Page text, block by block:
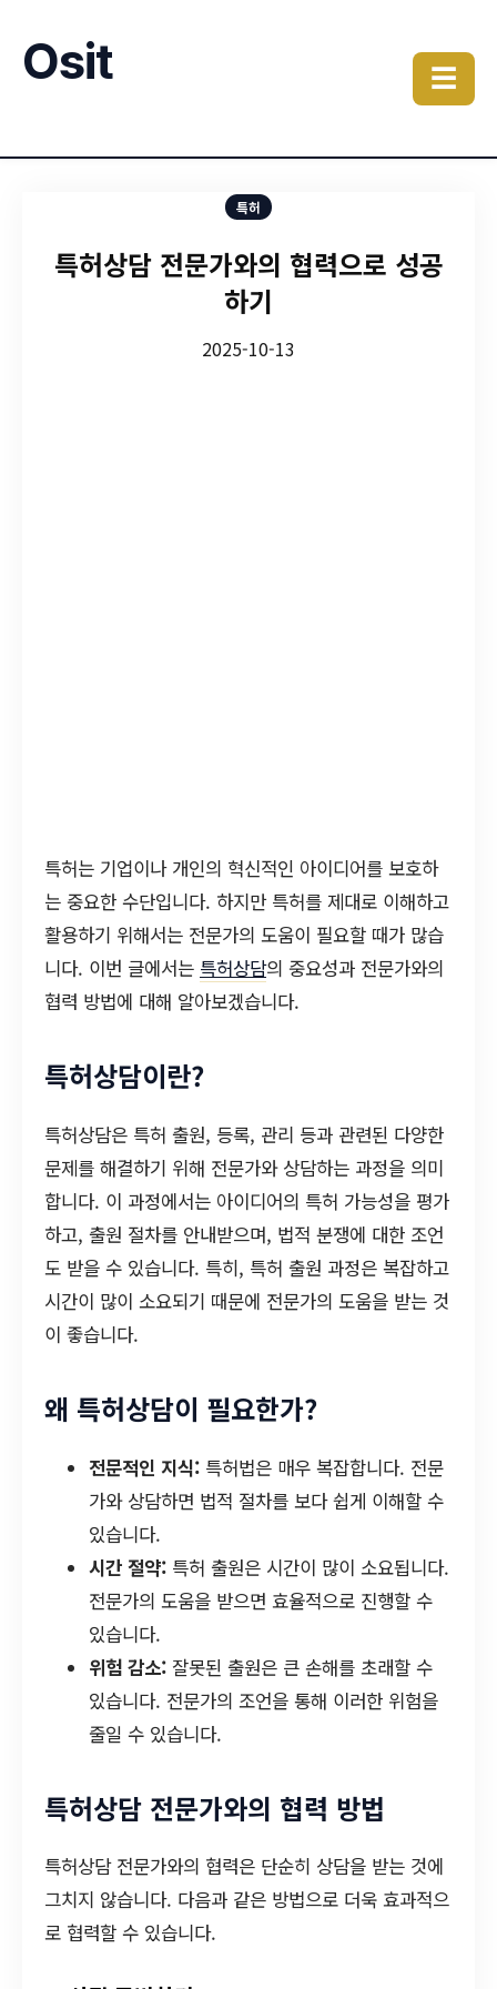
Osit ☰
특허
특허상담 전문가와의 협력으로 성공
하기
2025-10-13
특허는 기업이나 개인의 혁신적인 아이디어를 보호하
는 중요한 수단입니다. 하지만 특허를 제대로 이해하고
활용하기 위해서는 전문가의 도움이 필요할 때가 많습
니다. 이번 글에서는 특허상담의 중요성과 전문가와의
협력 방법에 대해 알아보겠습니다.
특허상담이란?
특허상담은 특허 출원, 등록, 관리 등과 관련된 다양한
문제를 해결하기 위해 전문가와 상담하는 과정을 의미
합니다. 이 과정에서는 아이디어의 특허 가능성을 평가
하고, 출원 절차를 안내받으며, 법적 분쟁에 대한 조언
도 받을 수 있습니다. 특히, 특허 출원 과정은 복잡하고
시간이 많이 소요되기 때문에 전문가의 도움을 받는 것
이 좋습니다.
왜 특허상담이 필요한가?
전문적인 지식: 특허법은 매우 복잡합니다. 전문
가와 상담하면 법적 절차를 보다 쉽게 이해할 수
있습니다.
시간 절약: 특허 출원은 시간이 많이 소요됩니다.
전문가의 도움을 받으면 효율적으로 진행할 수
있습니다.
위험 감소: 잘못된 출원은 큰 손해를 초래할 수
있습니다. 전문가의 조언을 통해 이러한 위험을
줄일 수 있습니다.
특허상담 전문가와의 협력 방법
특허상담 전문가와의 협력은 단순히 상담을 받는 것에
그치지 않습니다. 다음과 같은 방법으로 더욱 효과적으
로 협력할 수 있습니다.